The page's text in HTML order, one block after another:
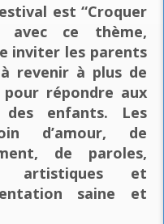
est “Croquer
ce thème,
inviter les parents
revenir à plus de
répondre aux
des enfants. Les
d’amour, de
de paroles,
artistiques et
saine et